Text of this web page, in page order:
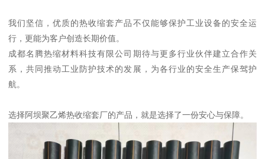
我们坚信，优质的热收缩套产品不仅能够保护工业设备的安全运
行，更能为客户创造长期价值。
成都名腾热缩材料科技有限公司期待与更多行业伙伴建立合作关
系，共同推动工业防护技术的发展，为各行业的安全生产保驾护
航。
选择阿坝聚乙烯热收缩套厂的产品，就是选择了一份安心与保障。